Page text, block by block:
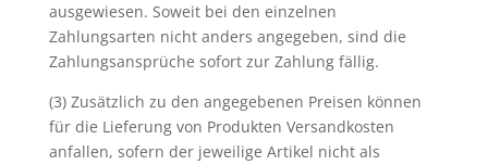
ausgewiesen. Soweit bei den einzelnen
Zahlungsarten nicht anders angegeben, sind die
Zahlungsansprüche sofort zur Zahlung fällig.
(3) Zusätzlich zu den angegebenen Preisen können
für die Lieferung von Produkten Versandkosten
anfallen, sofern der jeweilige Artikel nicht als